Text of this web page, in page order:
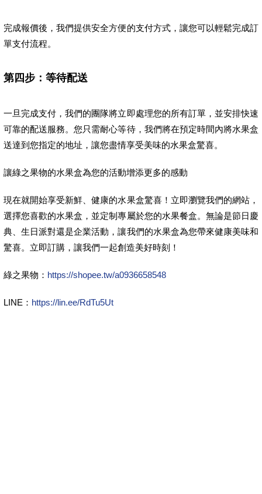
完成報價後，我們提供安全方便的支付方式，讓您可以輕鬆完成訂
單支付流程。
第四步：等待配送
一旦完成支付，我們的團隊將立即處理您的所有訂單，並安排快速
可靠的配送服務。您只需耐心等待，我們將在預定時間內將水果盒
送達到您指定的地址，讓您盡情享受美味的水果盒驚喜。
讓綠之果物的水果盒為您的活動增添更多的感動
現在就開始享受新鮮、健康的水果盒驚喜！立即瀏覽我們的網站，
選擇您喜歡的水果盒，並定制專屬於您的水果餐盒。無論是節日慶
典、生日派對還是企業活動，讓我們的水果盒為您帶來健康美味和
驚喜。立即訂購，讓我們一起創造美好時刻！
綠之果物： https://shopee.tw/a0936658548
LINE： https://lin.ee/RdTu5Ut